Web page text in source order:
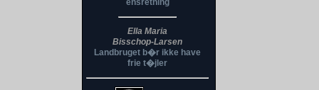
ensretning
Ella Maria
Bisschop-Larsen
Landbruget b�r ikke have
frie t�jler